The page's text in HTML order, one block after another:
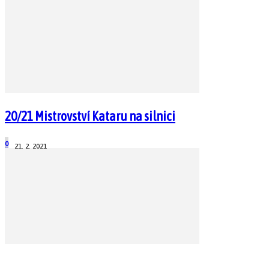
20/21 Mistrovství Kataru na silnici
21. 2. 2021
0